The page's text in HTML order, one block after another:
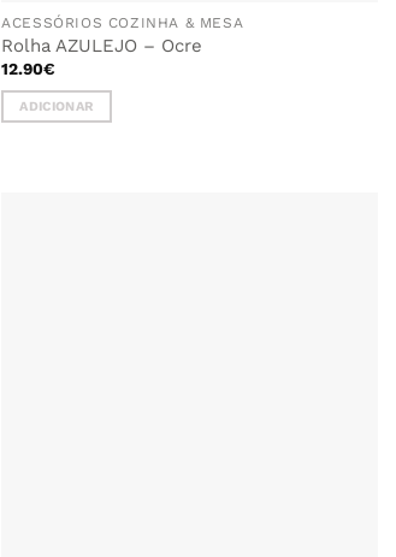
ACESSÓRIOS COZINHA & MESA
Rolha AZULEJO – Ocre
12.90€
ADICIONAR